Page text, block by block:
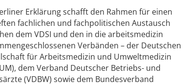
Erklärung schafft den Rahmen für einen
fachlichen und fachpolitischen Austausch
dem VDSI und den in die arbeitsmedizin
Verbänden – der Deutschen
für Arbeitsmedizin und Umweltmedizin
dem Verband Deutscher Betriebs- und
(VDBW) sowie dem Bundesverband